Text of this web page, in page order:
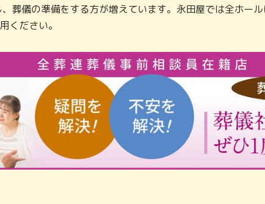
葬儀の準備をする方が増えています。永田屋では全ホー
ください。